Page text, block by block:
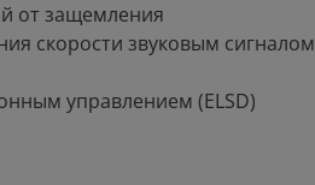
от защемления
скорости звуковым сигналом
управлением (ELSD)